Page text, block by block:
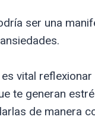
ser una
vital
te generan
de manera